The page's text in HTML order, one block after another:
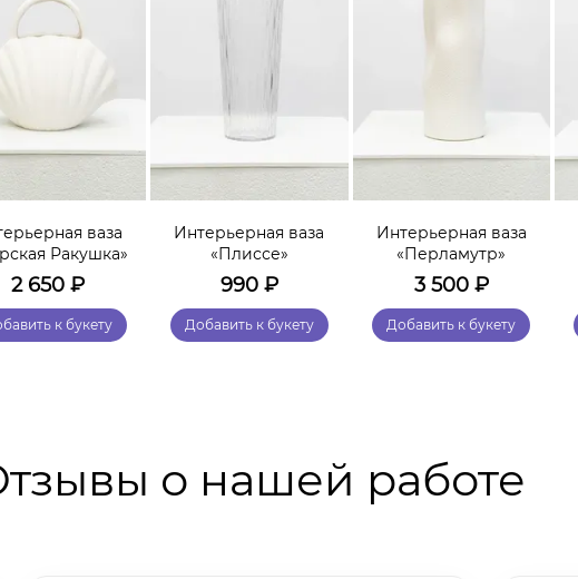
ваза
Ракушка»
2 650₽
к букету
Интерьерная ваза
«Плиссе»
990₽
Добавить к букету
Интерьерная ваза
«Перламутр»
3 500₽
Добавить к букету
о нашей работе